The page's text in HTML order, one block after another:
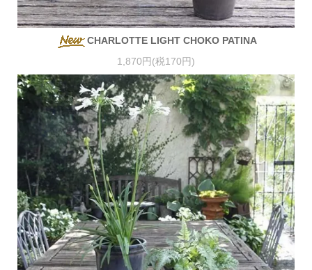
CHARLOTTE LIGHT CHOKO PATINA
1,870円(税170円)